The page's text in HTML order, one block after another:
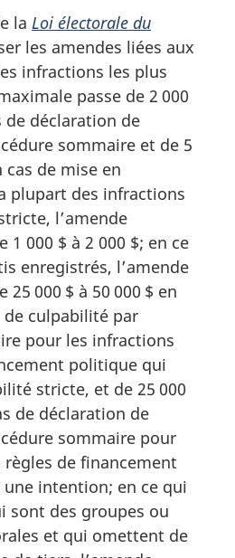
la Loi électorale du
les amendes liées aux
infractions les plus
passe de 2 000
de déclaration de
sommaire et de 5
cas de mise en
plupart des infractions
l’amende
1 000 $ à 2 000 $; en ce
enregistrés, l’amende
000 $ à 50 000 $ en
de culpabilité par
pour les infractions
politique qui
stricte, et de 25 000
de déclaration de
sommaire pour
de financement
intention; en ce qui
sont des groupes ou
et qui omettent de